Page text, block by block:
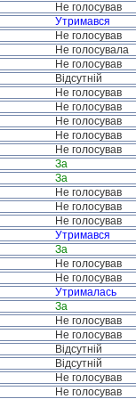
Не голосував
Утримався
Не голосував
Не голосувала
Не голосував
Відсутній
Не голосував
Не голосував
Не голосував
Не голосував
Не голосував
За
За
Не голосував
Не голосував
Не голосував
Утримався
За
Не голосував
Не голосував
Утрималась
За
Не голосував
Не голосував
Відсутній
Відсутній
Не голосував
Не голосував